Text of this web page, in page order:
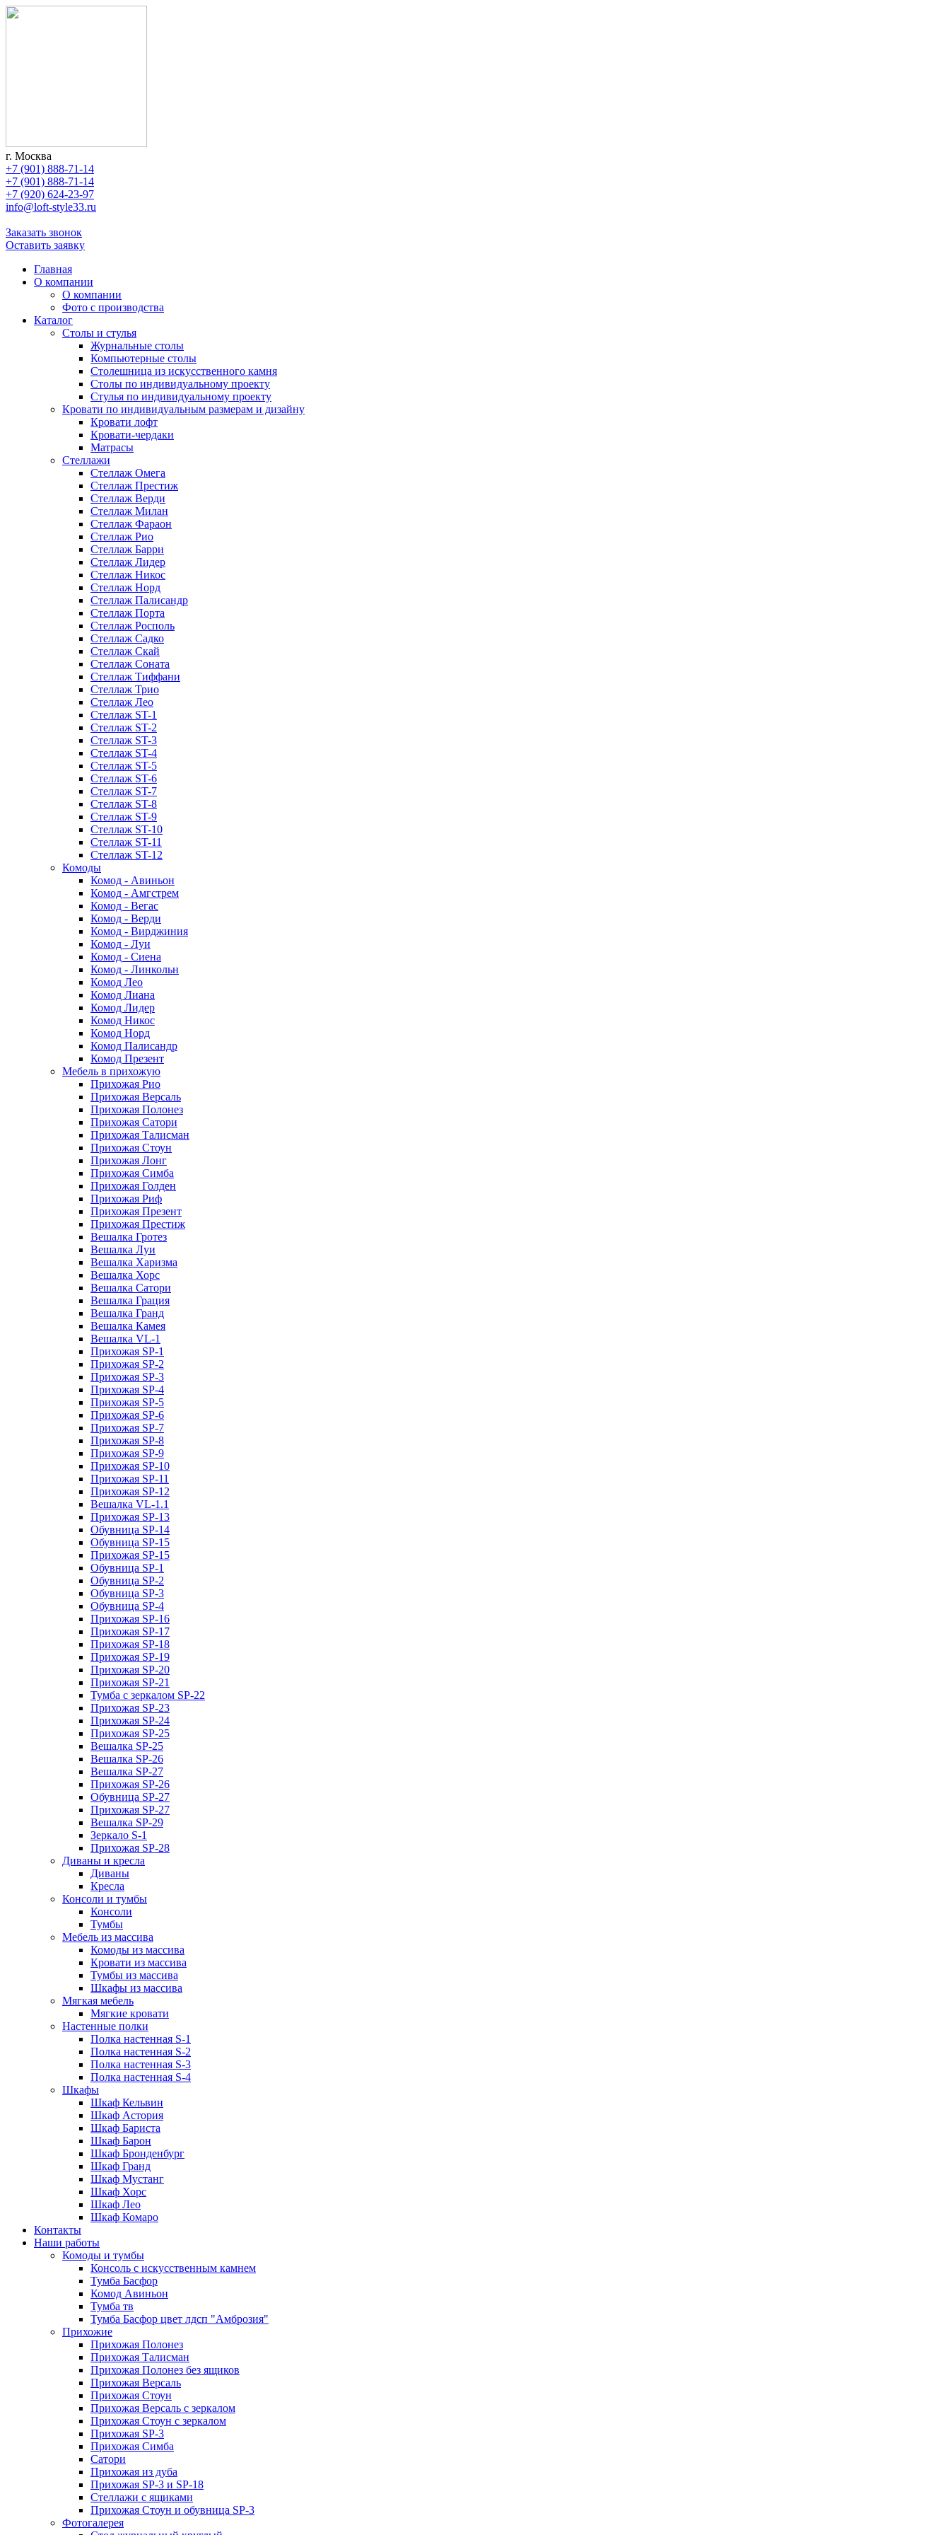
г. Москва
+7 (901) 888-71-14
+7 (901) 888-71-14
+7 (920) 624-23-97
info@loft-style33.ru
Заказать звонок
Оставить заявку
Главная
О компании
О компании
Фото с производства
Каталог
Cтолы и стулья
Журнальные столы
Компьютерные столы
Столешница из искусственного камня
Столы по индивидуальному проекту
Стулья по индивидуальному проекту
Кровати по индивидуальным размерам и дизайну
Кровати лофт
Кровати-чердаки
Матрасы
Стеллажи
Стеллаж Омега
Стеллаж Престиж
Стеллаж Верди
Стеллаж Милан
Стеллаж Фараон
Стеллаж Рио
Стеллаж Барри
Стеллаж Лидер
Стеллаж Никос
Стеллаж Норд
Стеллаж Палисандр
Стеллаж Порта
Стеллаж Росполь
Стеллаж Садко
Стеллаж Скай
Стеллаж Соната
Стеллаж Тиффани
Стеллаж Трио
Стеллаж Лео
Стеллаж ST-1
Стеллаж ST-2
Стеллаж ST-3
Стеллаж ST-4
Стеллаж ST-5
Стеллаж ST-6
Стеллаж ST-7
Стеллаж ST-8
Стеллаж ST-9
Стеллаж ST-10
Стеллаж ST-11
Стеллаж ST-12
Комоды
Комод - Авиньон
Комод - Амгстрем
Комод - Вегас
Комод - Верди
Комод - Вирджиния
Комод - Луи
Комод - Сиена
Комод - Линкольн
Комод Лео
Комод Лиана
Комод Лидер
Комод Никос
Комод Норд
Комод Палисандр
Комод Презент
Мебель в прихожую
Прихожая Рио
Прихожая Версаль
Прихожая Полонез
Прихожая Сатори
Прихожая Талисман
Прихожая Стоун
Прихожая Лонг
Прихожая Симба
Прихожая Голден
Прихожая Риф
Прихожая Презент
Прихожая Престиж
Вешалка Гротез
Вешалка Луи
Вешалка Харизма
Вешалка Хорс
Вешалка Сатори
Вешалка Грация
Вешалка Гранд
Вешалка Камея
Вешалка VL-1
Прихожая SP-1
Прихожая SP-2
Прихожая SP-3
Прихожая SP-4
Прихожая SP-5
Прихожая SP-6
Прихожая SP-7
Прихожая SP-8
Прихожая SP-9
Прихожая SP-10
Прихожая SP-11
Прихожая SP-12
Вешалка VL-1.1
Прихожая SP-13
Обувница SP-14
Обувница SP-15
Прихожая SP-15
Обувница SP-1
Обувница SP-2
Обувница SP-3
Обувница SP-4
Прихожая SP-16
Прихожая SP-17
Прихожая SP-18
Прихожая SP-19
Прихожая SP-20
Прихожая SP-21
Тумба с зеркалом SP-22
Прихожая SP-23
Прихожая SP-24
Прихожая SP-25
Вешалка SP-25
Вешалка SP-26
Вешалка SP-27
Прихожая SP-26
Обувница SP-27
Прихожая SP-27
Вешалка SP-29
Зеркало S-1
Прихожая SP-28
Диваны и кресла
Диваны
Кресла
Консоли и тумбы
Консоли
Тумбы
Мебель из массива
Комоды из массива
Кровати из массива
Тумбы из массива
Шкафы из массива
Мягкая мебель
Мягкие кровати
Настенные полки
Полка настенная S-1
Полка настенная S-2
Полка настенная S-3
Полка настенная S-4
Шкафы
Шкаф Кельвин
Шкаф Астория
Шкаф Бариста
Шкаф Барон
Шкаф Бронденбург
Шкаф Гранд
Шкаф Мустанг
Шкаф Хорс
Шкаф Лео
Шкаф Комаро
Контакты
Наши работы
Комоды и тумбы
Консоль с искусственным камнем
Тумба Басфор
Комод Авиньон
Тумба тв
Тумба Басфор цвет лдсп "Амброзия"
Прихожие
Прихожая Полонез
Прихожая Талисман
Прихожая Полонез без ящиков
Прихожая Версаль
Прихожая Стоун
Прихожая Версаль с зеркалом
Прихожая Стоун с зеркалом
Прихожая SP-3
Прихожая Симба
Сатори
Прихожая из дуба
Прихожая SP-3 и SP-18
Стеллажи с ящиками
Прихожая Стоун и обувница SP-3
Фотогалерея